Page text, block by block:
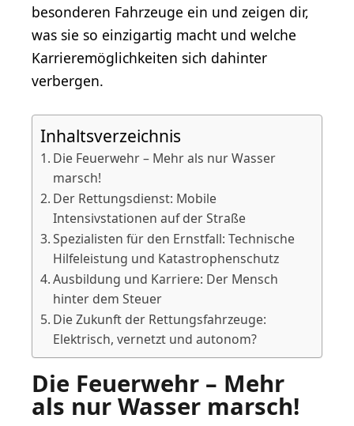
besonderen Fahrzeuge ein und zeigen dir,
was sie so einzigartig macht und welche
Karrieremöglichkeiten sich dahinter
verbergen.
Inhaltsverzeichnis
Die Feuerwehr – Mehr als nur Wasser
marsch!
Der Rettungsdienst: Mobile
Intensivstationen auf der Straße
Spezialisten für den Ernstfall: Technische
Hilfeleistung und Katastrophenschutz
Ausbildung und Karriere: Der Mensch
hinter dem Steuer
Die Zukunft der Rettungsfahrzeuge:
Elektrisch, vernetzt und autonom?
Die Feuerwehr – Mehr
als nur Wasser marsch!